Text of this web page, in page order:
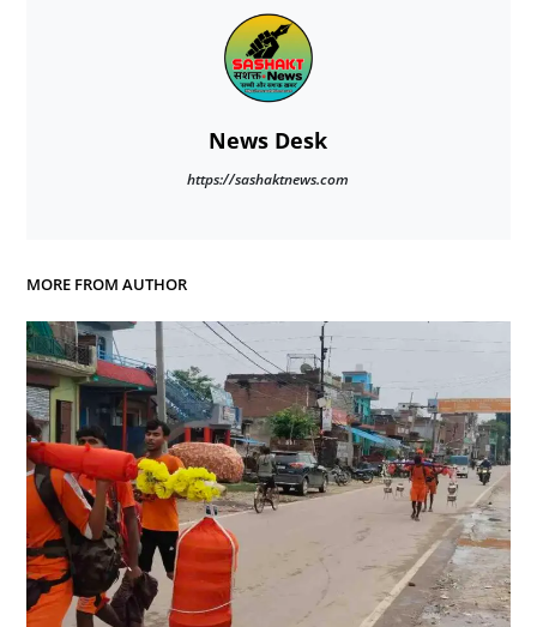
News Desk
https://sashaktnews.com
MORE FROM AUTHOR